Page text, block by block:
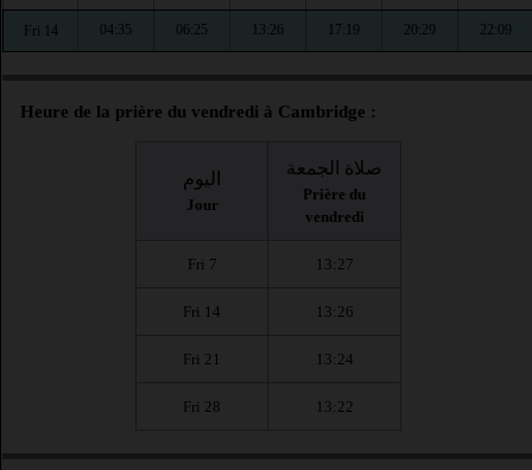
Fri 14 04:35 06:25 13:26 17:19 20:29 22:09
Heure de la prière du vendredi à Cambridge :
اليوم
Jour
صلاة الجمعة
Prière du
vendredi
Fri 7 13:27
Fri 14 13:26
Fri 21 13:24
Fri 28 13:22